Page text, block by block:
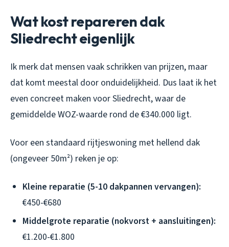
Wat kost repareren dak
Sliedrecht eigenlijk
Ik merk dat mensen vaak schrikken van prijzen, maar
dat komt meestal door onduidelijkheid. Dus laat ik het
even concreet maken voor Sliedrecht, waar de
gemiddelde WOZ-waarde rond de €340.000 ligt.
Voor een standaard rijtjeswoning met hellend dak
(ongeveer 50m²) reken je op:
Kleine reparatie (5-10 dakpannen vervangen):
€450-€680
Middelgrote reparatie (nokvorst + aansluitingen):
€1.200-€1.800